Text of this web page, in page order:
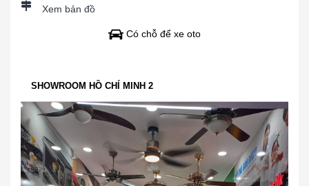
Xem bản đồ
Có chỗ để xe oto
SHOWROOM HỒ CHÍ MINH 2